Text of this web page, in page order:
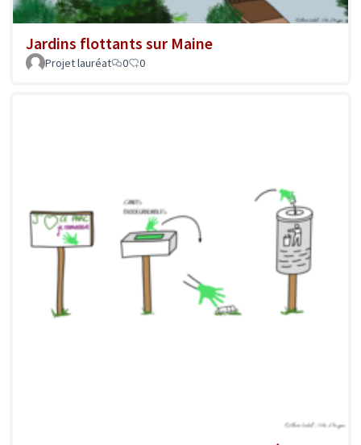
Jardins flottants sur Maine
Projet lauréat 0 0